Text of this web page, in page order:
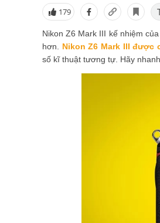
179
Nikon Z6 Mark III kế nhiệm
hơn. Nikon Z6 Mark III được
số kĩ thuật tương tự. Hãy